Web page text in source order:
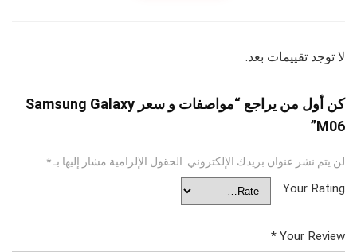
لا توجد تقييمات بعد.
كن أول من يراجع “مواصفات و سعر Samsung Galaxy
M06”
لن يتم نشر عنوان بريدك الإلكتروني. الحقول الإلزامية مشار إليها بـ*
Your Rating
Your Review
*